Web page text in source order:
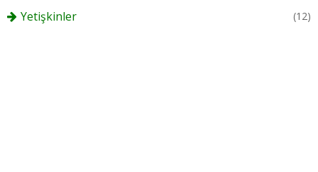
Yetişkinler (12)